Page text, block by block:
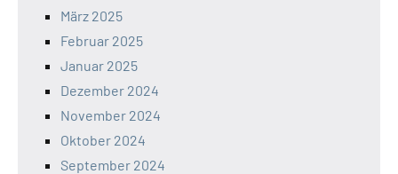
März 2025
Februar 2025
Januar 2025
Dezember 2024
November 2024
Oktober 2024
September 2024